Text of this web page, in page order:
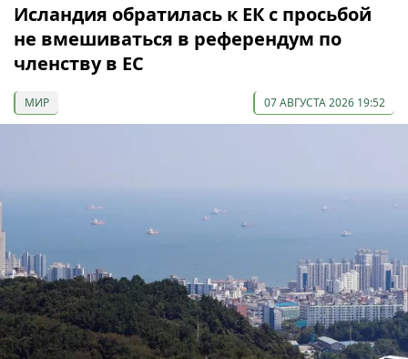
Исландия обратилась к ЕК с просьбой
не вмешиваться в референдум по
членству в ЕС
МИР 07 АВГУСТА 2026 19:52